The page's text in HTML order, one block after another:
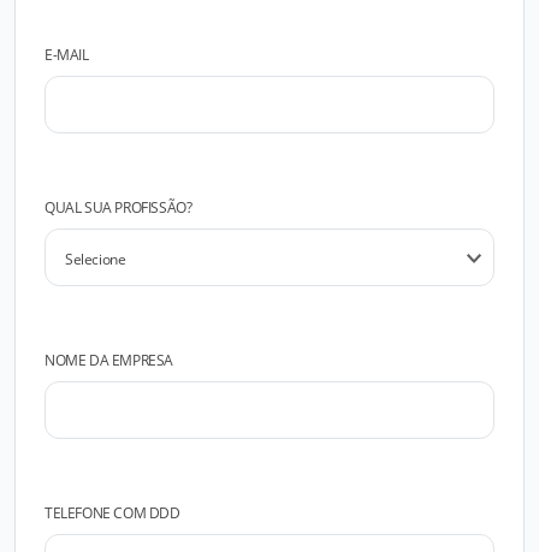
E-MAIL
QUAL SUA PROFISSÃO?
NOME DA EMPRESA
TELEFONE COM DDD